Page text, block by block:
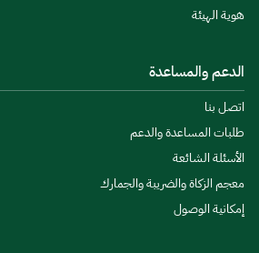
هوية الهيئة
الدعم والمساعدة
اتصل بنا
طلبات المساعدة والدعم
الأسئلة الشائعة
معجم الزكاة والضريبة والجمارك
إمكانية الوصول